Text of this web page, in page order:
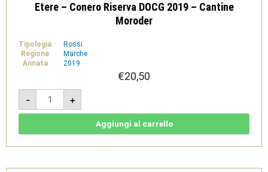
Etere – Conero Riserva DOCG 2019 – Cantine
Moroder
Tipologia
Rossi
Regione
Marche
Annata
2019
€20,50
-
Etere
Conero
Riserva
Cantine
+
Aggiungi al carrello